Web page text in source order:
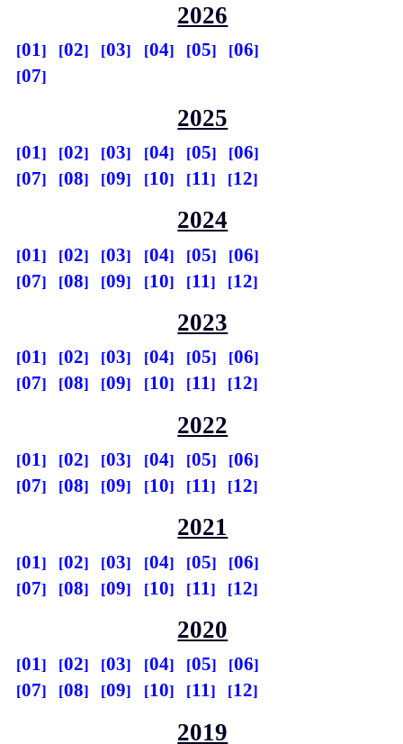
2026
01 02 03 04 05
06
07
2025
01 02 03 04 05
06
07
08 09 10 11 12
2024
01 02 03 04 05
06
07
08 09 10 11 12
2023
01 02 03 04 05
06
07
08 09 10 11 12
2022
01 02 03 04 05
06
07
08 09 10 11 12
2021
01 02 03 04 05
06
07
08 09 10 11 12
2020
01 02 03 04 05
06
07
08 09 10 11 12
2019